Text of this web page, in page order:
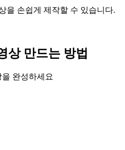
을 손쉽게 제작할 수 있습니다.
상 만드는 방법
완성하세요